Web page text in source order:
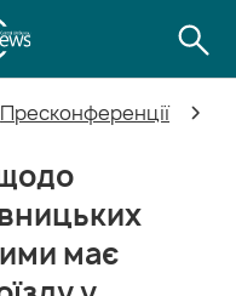
Пресконференції
має